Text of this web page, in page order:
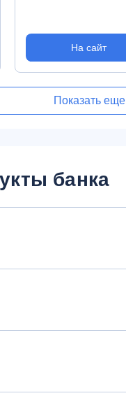
На сайт
Показать еще
банка